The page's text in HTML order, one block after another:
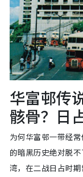
华富邨传
骸骨？日
为何华富邨一带经
的暗黑历史绝对脱
湾，在二战日占时